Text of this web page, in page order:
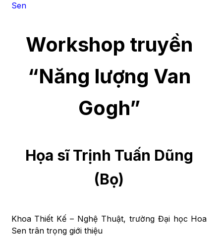
Sen
Workshop truyền
“Năng lượng Van
Gogh”
Họa sĩ Trịnh Tuấn Dũng
(Bọ)
Khoa Thiết Kế – Nghệ Thuật, trường Đại học Hoa
Sen trân trọng giới thiệu